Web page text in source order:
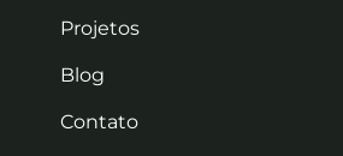
Projetos
Blog
Contato